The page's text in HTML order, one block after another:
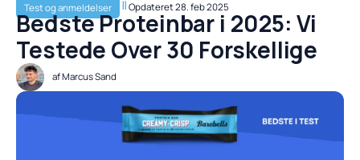
Test og anmeldelser Opdateret28. feb 2025
Bedste Proteinbar i 2025: Vi
Testede Over 30 Forskellige
afMarcus Sand